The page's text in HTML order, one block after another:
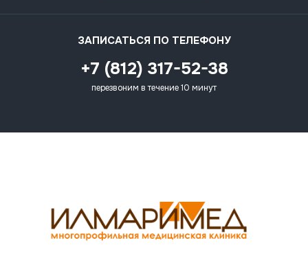
ЗАПИСАТЬСЯ ПО ТЕЛЕФОНУ
+7 (812) 317-52-38
перезвоним в течение 10 минут